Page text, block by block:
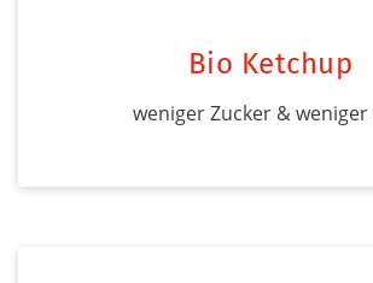
Bio Ketchup
weniger Zucker & weniger